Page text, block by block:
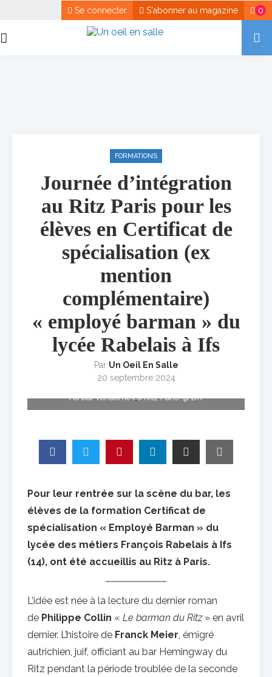
0
S'abonner au magazine
Se connecter
FORMATIONS
Journée d’intégration
au Ritz Paris pour les
élèves en Certificat de
spécialisation (ex
mention
complémentaire)
« employé barman » du
lycée Rabelais à Ifs
Par Un Oeil En Salle
20 septembre 2024
Au bar Vendôme du Ritz Paris. @ DR
Pour leur rentrée sur la scène du bar, les
élèves de la formation Certificat de
spécialisation « Employé Barman » du
lycée des métiers François Rabelais à Ifs
(14), ont été accueillis au Ritz à Paris.
L’idée est née à la lecture du dernier roman
de Philippe Collin « Le barman du Ritz» en avril
dernier. L’histoire de Franck Meier, émigré
autrichien, juif, officiant au bar Hemingway du
Ritz pendant la période troublée de la seconde